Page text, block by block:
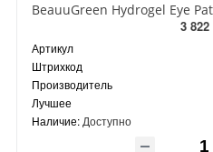
3
Артикул
Штрихкод
Производитель
Лучшее
Наличие: Доступно